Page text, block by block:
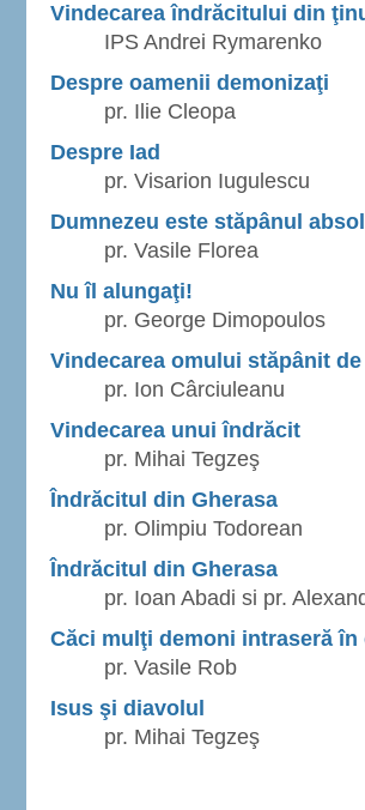
Vindecarea îndrăcitului din
IPS Andrei Rymarenko
Despre oamenii demonizaţi
pr. Ilie Cleopa
Despre Iad
pr. Visarion Iugulescu
Dumnezeu este stăpânul
pr. Vasile Florea
Nu îl alungaţi!
pr. George Dimopoulos
Vindecarea omului stăpânit
pr. Ion Cârciuleanu
Vindecarea unui îndrăcit
pr. Mihai Tegzeş
Îndrăcitul din Gherasa
pr. Olimpiu Todorean
Îndrăcitul din Gherasa
pr. Ioan Abadi si pr.
Căci mulţi demoni intraseră în
pr. Vasile Rob
Isus şi diavolul
pr. Mihai Tegzeş